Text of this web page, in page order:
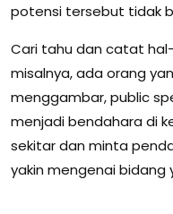
potensi tersebut tidak
Cari tahu dan catat
misalnya, ada orang
menggambar, public
menjadi bendahara di
sekitar dan minta
yakin mengenai bidang